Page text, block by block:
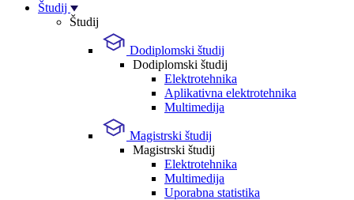
Študij
Študij
Dodiplomski študij
Dodiplomski študij
Elektrotehnika
Aplikativna elektrotehnika
Multimedija
Magistrski študij
Magistrski študij
Elektrotehnika
Multimedija
Uporabna statistika